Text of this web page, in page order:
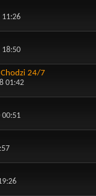
11:26
18:50
24/7
01:42
00:51